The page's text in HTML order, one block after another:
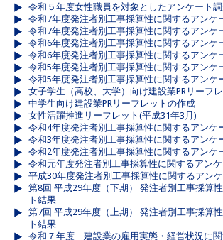
令和５年度女性職員を対象としたアンケート
令和7年度発注者別工事採算性に関するアンケ
令和7年度発注者別工事採算性に関するアンケ
令和6年度発注者別工事採算性に関するアンケ
令和6年度発注者別工事採算性に関するアンケ
令和5年度発注者別工事採算性に関するアンケ
令和5年度発注者別工事採算性に関するアンケ
女子学生（高校、大学）向け建設業PRリーフ
中学生向け建設業PRリーフレットの作成
女性活躍推進リーフレット(平成31年3月)
令和4年度発注者別工事採算性に関するアンケ
令和3年度発注者別工事採算性に関するアンケ
令和2年度発注者別工事採算性に関するアンケ
令和元年度発注者別工事採算性に関するアン
平成30年度発注者別工事採算性に関するアン
第8回 平成29年度（下期） 発注者別工事採算
ト結果
第7回 平成29年度（上期） 発注者別工事採算
ト結果
令和７年度 建設業の雇用実態・経営状況に